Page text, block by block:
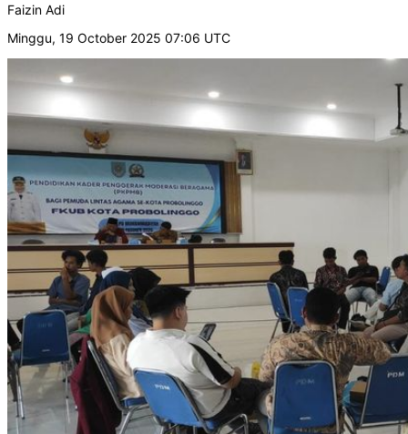
Faizin Adi
Minggu, 19 October 2025 07:06 UTC